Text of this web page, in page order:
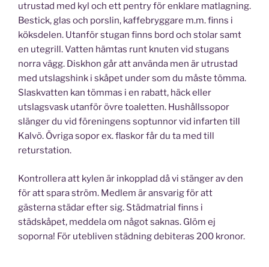
utrustad med kyl och ett pentry för enklare matlagning.
Bestick, glas och porslin, kaffebryggare m.m. finns i
köksdelen. Utanför stugan finns bord och stolar samt
en utegrill. Vatten hämtas runt knuten vid stugans
norra vägg. Diskhon går att använda men är utrustad
med utslagshink i skåpet under som du måste tömma.
Slaskvatten kan tömmas i en rabatt, häck eller
utslagsvask utanför övre toaletten. Hushållssopor
slänger du vid föreningens soptunnor vid infarten till
Kalvö. Övriga sopor ex. flaskor får du ta med till
returstation.
Kontrollera att kylen är inkopplad då vi stänger av den
för att spara ström. Medlem är ansvarig för att
gästerna städar efter sig. Städmatrial finns i
städskåpet, meddela om något saknas. Glöm ej
soporna! För utebliven städning debiteras 200 kronor.